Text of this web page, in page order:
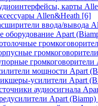
карты
Allen&Heath [6]
ввода/вывода
оборудование Apart
громкоговорители
мощности Apart
усилители Apart
аудиосигнала
Apart (Biamp)